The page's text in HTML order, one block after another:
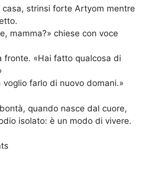
casa, strinsi forte Artyom mentre
mamma?» chiese con voce
fronte. «Hai fatto qualcosa di
voglio farlo di nuovo domani.»
quando nasce dal cuore,
isolato: è un modo di vivere.